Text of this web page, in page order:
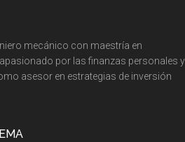
mecánico con maestría en
por las finanzas personales y
asesor en estrategias de inversión